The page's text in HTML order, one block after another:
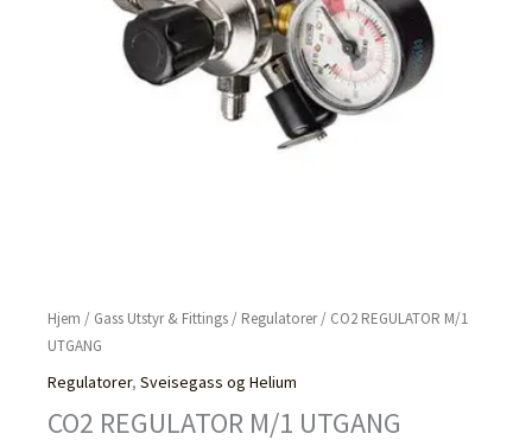
Hjem / Gass Utstyr & Fittings / Regulatorer/ CO2 REGULATOR M/1
UTGANG
Regulatorer, Sveisegass og Helium
CO2 REGULATOR M/1 UTGANG